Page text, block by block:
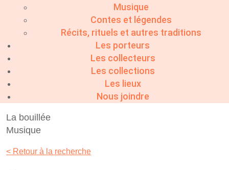
Musique
Contes et légendes
Récits, rituels et autres traditions
Les porteurs
Les collecteurs
Les collections
Les lieux
Nous joindre
La bouillée
Musique
< Retour à la recherche